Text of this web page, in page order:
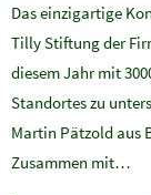
Das einzigartige
Tilly Stiftung der
diesem Jahr mit
Standortes zu
Martin Pätzold aus
Zusammen mit…